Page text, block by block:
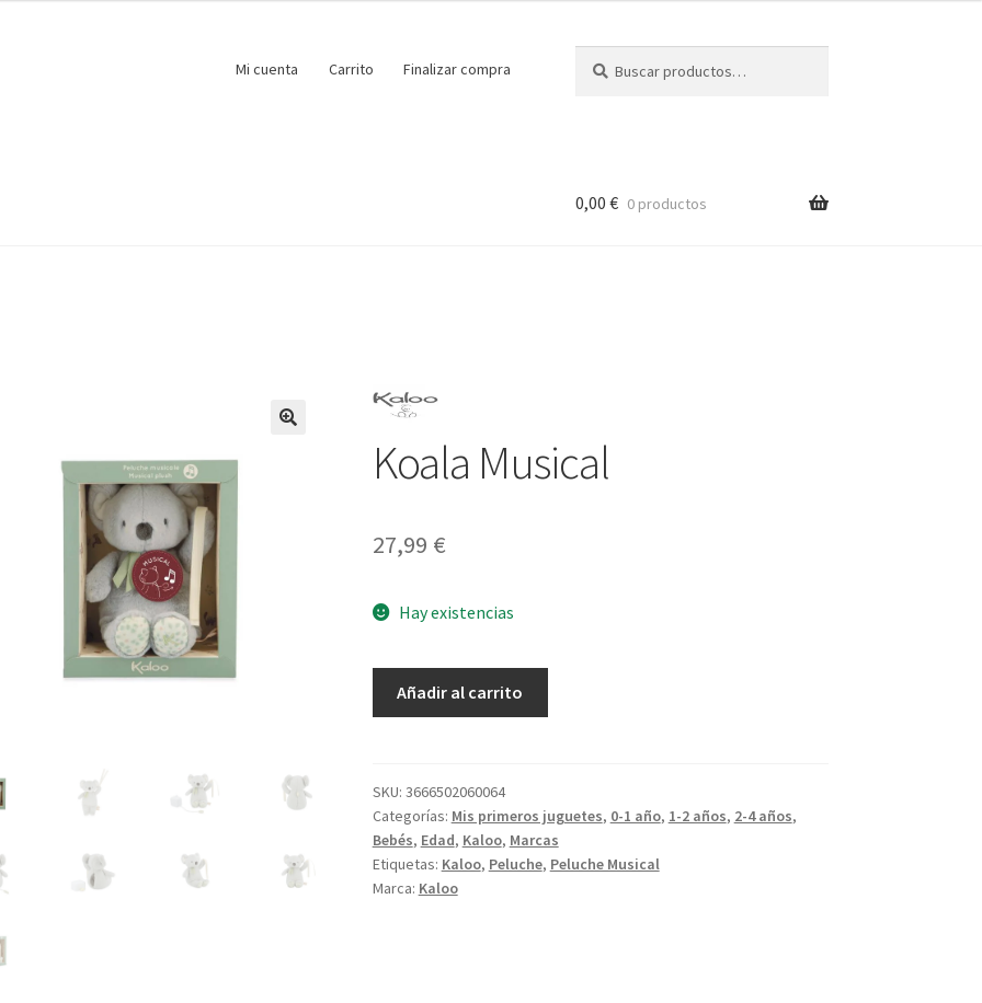
Mi cuenta Carrito Finalizar compra
por:
0,00 € 0 productos
Koala Musical
27,99 €
Hay existencias
Añadir al carrito
SKU: 3666502060064
Categorías: Mis primeros juguetes, 0-1 año, 1-2 años, 2-4 años,
Bebés, Edad, Kaloo, Marcas
Etiquetas: Kaloo, Peluche, Peluche Musical
Marca: Kaloo